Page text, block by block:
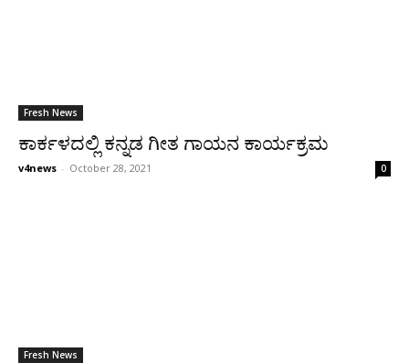
Fresh News
ಕಾರ್ಕಳದಲ್ಲಿ ಕನ್ನಡ ಗೀತ ಗಾಯನ ಕಾರ್ಯಕ್ರಮ
v4news - October 28, 2021 0
Fresh News